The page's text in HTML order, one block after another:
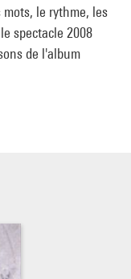
le rythme, les
spectacle 2008
de l'album
ce drôle de
à partir d'un
c'est pour
moulants, du
qui